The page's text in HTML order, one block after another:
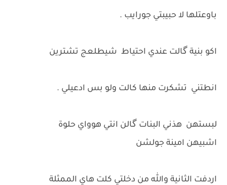
باوعتلها لا حبيبتي جورايب .
اكو بنية گالت عندي احتياط شيطلعج تشترين
انطتني تشكرت منها كالت ولو بس ادعيلي .
لبستهن هذني البنات گالن انتي هوواي حلوة
اشبيهن امينة جولشن
اردفت الثانية والله من دخلتي كلت هاي الممثلة